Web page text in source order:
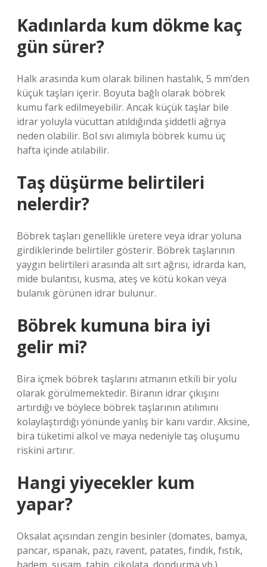
Kadınlarda kum dökme kaç
gün sürer?
Halk arasında kum olarak bilinen hastalık, 5 mm’den
küçük taşları içerir. Boyuta bağlı olarak böbrek
kumu fark edilmeyebilir. Ancak küçük taşlar bile
idrar yoluyla vücuttan atıldığında şiddetli ağrıya
neden olabilir. Bol sıvı alımıyla böbrek kumu üç
hafta içinde atılabilir.
Taş düşürme belirtileri
nelerdir?
Böbrek taşları genellikle üretere veya idrar yoluna
girdiklerinde belirtiler gösterir. Böbrek taşlarının
yaygın belirtileri arasında alt sırt ağrısı, idrarda kan,
mide bulantısı, kusma, ateş ve kötü kokan veya
bulanık görünen idrar bulunur.
Böbrek kumuna bira iyi
gelir mi?
Bira içmek böbrek taşlarını atmanın etkili bir yolu
olarak görülmemektedir. Biranın idrar çıkışını
artırdığı ve böylece böbrek taşlarının atılımını
kolaylaştırdığı yönünde yanlış bir kanı vardır. Aksine,
bira tüketimi alkol ve maya nedeniyle taş oluşumu
riskini artırır.
Hangi yiyecekler kum
yapar?
Oksalat açısından zengin besinler (domates, bamya,
pancar, ıspanak, pazı, ravent, patates, fındık, fıstık,